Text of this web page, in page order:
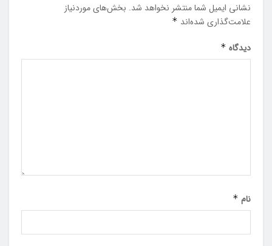
نشانی ایمیل شما منتشر نخواهد شد. بخش‌های موردنیاز
علامت‌گذاری شده‌اند *
دیدگاه *
نام *